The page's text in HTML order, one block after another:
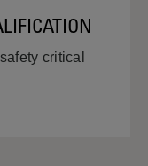
critical